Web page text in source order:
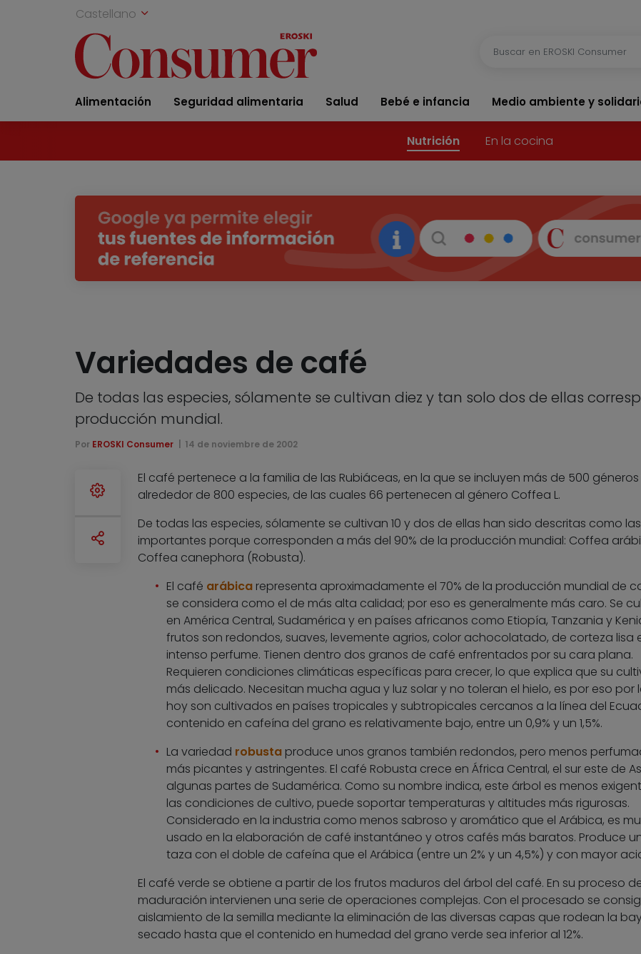
Castellano
Alimentación Seguridad alimentaria Salud Bebé e infancia Medio ambiente y
Nutrición En la cocina
Variedades de café
De todas las especies, sólamente se cultivan diez y tan solo dos de ellas
producción mundial.
Por EROSKI Consumer 14 de noviembre de 2002
El café pertenece a la familia de las Rubiáceas, en la que se incluyen más de 500 géneros
alrededor de 800 especies, de las cuales 66 pertenecen al género Coffea L.
De todas las especies, sólamente se cultivan 10 y dos de ellas han sido descritas como
importantes porque corresponden a más del 90% de la producción mundial: Coffea
Coffea canephora (Robusta).
El café arábicarepresenta aproximadamente el 70% de la producción mundial de
se considera como el de más alta calidad; por eso es generalmente más caro. Se
en América Central, Sudamérica y en países africanos como Etiopía, Tanzania y
frutos son redondos, suaves, levemente agrios, color achocolatado, de corteza lisa
intenso perfume. Tienen dentro dos granos de café enfrentados por su cara plana.
Requieren condiciones climáticas específicas para crecer, lo que explica que su
más delicado. Necesitan mucha agua y luz solar y no toleran el hielo, es por eso por
hoy son cultivados en países tropicales y subtropicales cercanos a la línea del
contenido en cafeína del grano es relativamente bajo, entre un 0,9% y un 1,5%.
La variedad robustaproduce unos granos también redondos, pero menos
más picantes y astringentes. El café Robusta crece en África Central, el sur este de
algunas partes de Sudamérica. Como su nombre indica, este árbol es menos
las condiciones de cultivo, puede soportar temperaturas y altitudes más rigurosas.
Considerado en la industria como menos sabroso y aromático que el Arábica, es
usado en la elaboración de café instantáneo y otros cafés más baratos. Produce
taza con el doble de cafeína que el Arábica (entre un 2% y un 4,5%) y con mayor
El café verde se obtiene a partir de los frutos maduros del árbol del café. En su proceso
maduración intervienen una serie de operaciones complejas. Con el procesado se
aislamiento de la semilla mediante la eliminación de las diversas capas que rodean la
secado hasta que el contenido en humedad del grano verde sea inferior al 12%.